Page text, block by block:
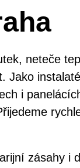
neteče
Jako
i
zásahy i